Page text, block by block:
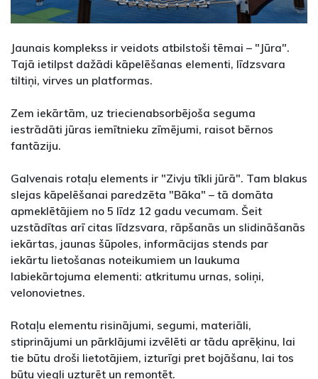
Jaunais komplekss ir veidots atbilstoši tēmai – "Jūra".
Tajā ietilpst dažādi kāpelēšanas elementi, līdzsvara
tiltiņi, virves un platformas.
Zem iekārtām, uz triecienabsorbējoša seguma
iestrādāti jūras iemītnieku zīmējumi, raisot bērnos
fantāziju.
Galvenais rotaļu elements ir "Zivju tīkli jūrā". Tam blakus
slejas kāpelēšanai paredzēta "Bāka" – tā domāta
apmeklētājiem no 5 līdz 12 gadu vecumam. Šeit
uzstādītas arī citas līdzsvara, rāpšanās un slidināšanās
iekārtas, jaunas šūpoles, informācijas stends par
iekārtu lietošanas noteikumiem un laukuma
labiekārtojuma elementi: atkritumu urnas, soliņi,
velonovietnes.
Rotaļu elementu risinājumi, segumi, materiāli,
stiprinājumi un pārklājumi izvēlēti ar tādu aprēķinu, lai
tie būtu droši lietotājiem, izturīgi pret bojāšanu, lai tos
būtu viegli uzturēt un remontēt.